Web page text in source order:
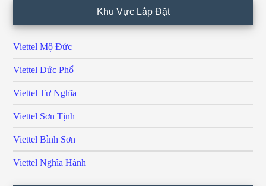
Khu Vực Lắp Đặt
Viettel Mộ Đức
Viettel Đức Phổ
Viettel Tư Nghĩa
Viettel Sơn Tịnh
Viettel Bình Sơn
Viettel Nghĩa Hành